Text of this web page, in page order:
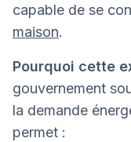
capable de se
maison.
Pourquoi cette
gouvernement
la demande
permet :